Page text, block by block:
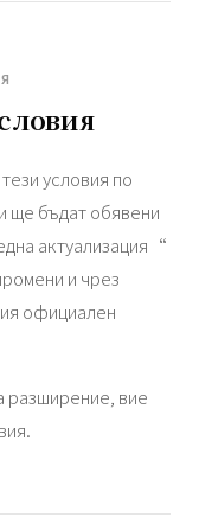
условия по
ще бъдат обявени
актуализация“
и чрез
официален
разширение, вие